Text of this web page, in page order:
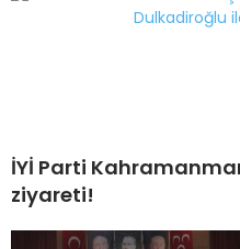
İYİ Parti
ziyareti!